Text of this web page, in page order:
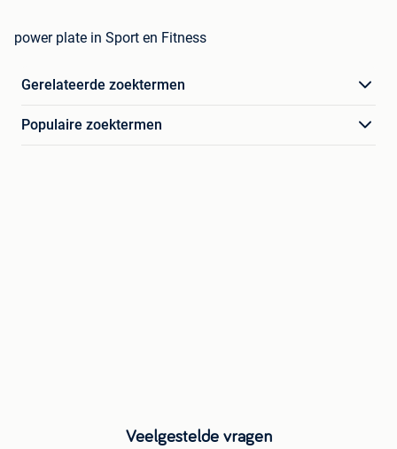
power plate in Sport en Fitness
Gerelateerde zoektermen
Populaire zoektermen
Veelgestelde vragen